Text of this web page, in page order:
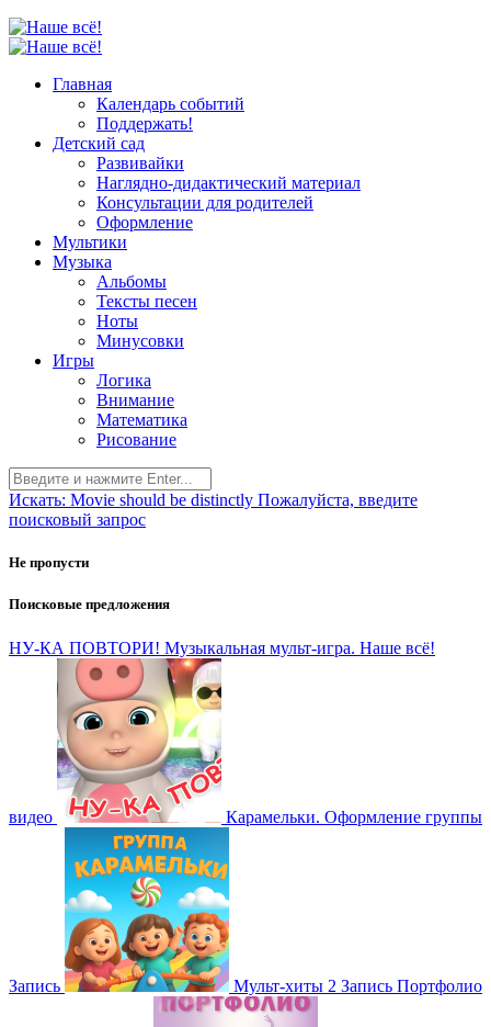
Главная
Календарь событий
Поддержать!
Детский сад
Развивайки
Наглядно-дидактический материал
Консультации для родителей
Оформление
Мультики
Музыка
Альбомы
Тексты песен
Ноты
Минусовки
Игры
Логика
Внимание
Математика
Рисование
Искать: Movie should be distinctly Пожалуйста, введите
поисковый запрос
Не пропусти
Поисковые предложения
НУ-КА ПОВТОРИ! Музыкальная мульт-игра. Наше всё!
видео Карамельки. Оформление группы
Запись Мульт-хиты 2 Запись Портфолио